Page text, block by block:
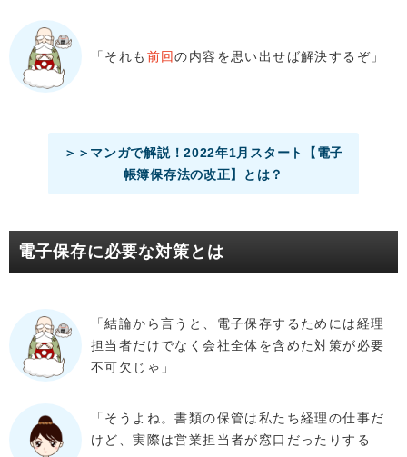
「それも 前回の内容を思い出せば解決するぞ」
＞＞マンガで解説！2022年1月スタート【電子
帳簿保存法の改正】とは？
電子保存に必要な対策とは
「結論から言うと、電子保存するためには経理
担当者だけでなく会社全体を含めた対策が必要
不可欠じゃ」
「そうよね。書類の保管は私たち経理の仕事だ
けど、実際は営業担当者が窓口だったりする